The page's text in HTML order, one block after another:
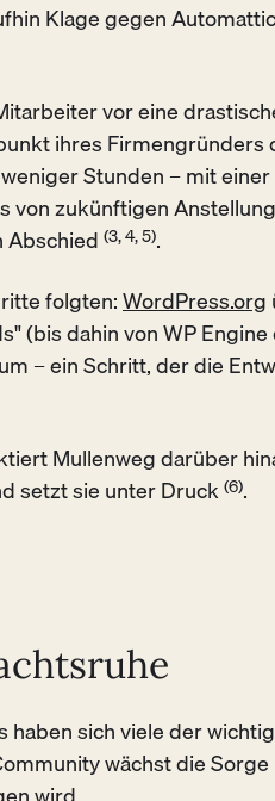
Klage gegen
vor eine
ihres Firmengründers
Stunden – mit
von zukünftigen
Abschied (3, 4, 5).
folgten:WordPress.org
(bis dahin von WP
– ein Schritt, der die
Mullenweg darüber
setzt sie unter Druck(6).
haben sich viele der
wächst die